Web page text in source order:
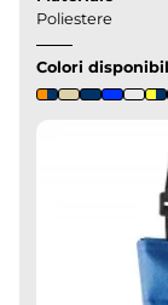
Poliestere
Colori